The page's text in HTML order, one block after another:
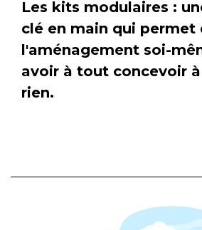
Les kits modulaires :
clé en main qui permet
l'aménagement soi-
avoir à tout concevoir
rien.